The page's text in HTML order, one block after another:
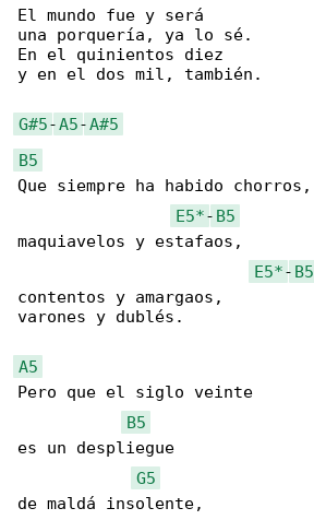
El mundo fue y será
una porquería, ya lo sé.
En el quinientos diez
y en el dos mil, también.
G#5-A5-A#5
B5
Que siempre ha habido chorros,
E5*- B5
maquiavelos y estafaos,
E5*- B5
contentos y amargaos,
varones y dublés.
A5
Pero que el siglo veinte
B5
es un despliegue
G5
de maldá insolente,